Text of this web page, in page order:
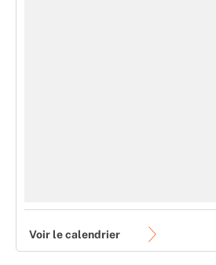
Voir le calendrier